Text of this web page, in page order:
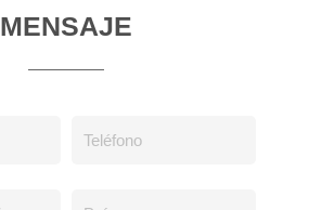
MENSAJE